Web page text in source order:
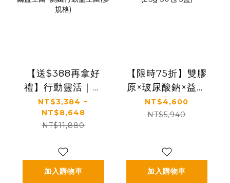
【送$388再拿好
禮】行動靈活｜關
鍵行動＋健康好眠
＋益生菌｜【太陽
星】全效克菲爾益
菌(多規格)
NT$3,384 ~
NT$8,648
NT$11,880
加入購物車
【限時75折】雙膠
原×玻尿酸鈉×益生
菌 配方升級｜【太
陽星】關鍵行動益
NT$4,600
NT$5,940
加入購物車